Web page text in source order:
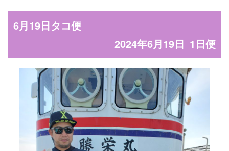
6月19日タコ便
2024年6月19日 1日便